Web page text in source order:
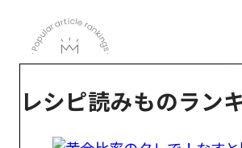
レシピ読みものラン